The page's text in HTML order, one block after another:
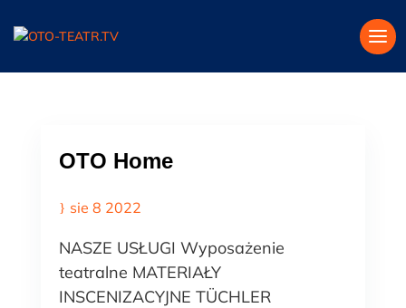
OTO Home
sie 8 2022
NASZE USŁUGI Wyposażenie
teatralne MATERIAŁY
INSCENIZACYJNE TÜCHLER